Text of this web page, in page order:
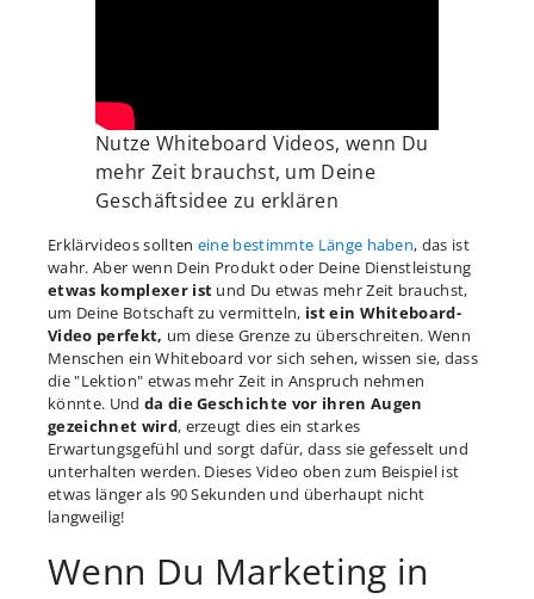
Nutze Whiteboard Videos, wenn Du
mehr Zeit brauchst, um Deine
Geschäftsidee zu erklären
Erklärvideos sollten eine bestimmte Länge haben, das ist
wahr. Aber wenn Dein Produkt oder Deine Dienstleistung
etwas komplexer ist und Du etwas mehr Zeit brauchst,
um Deine Botschaft zu vermitteln, ist ein Whiteboard-
Video perfekt, um diese Grenze zu überschreiten. Wenn
Menschen ein Whiteboard vor sich sehen, wissen sie, dass
die "Lektion" etwas mehr Zeit in Anspruch nehmen
könnte. Und da die Geschichte vor ihren Augen
gezeichnet wird, erzeugt dies ein starkes
Erwartungsgefühl und sorgt dafür, dass sie gefesselt und
unterhalten werden. Dieses Video oben zum Beispiel ist
etwas länger als 90 Sekunden und überhaupt nicht
langweilig!
Wenn Du Marketing in